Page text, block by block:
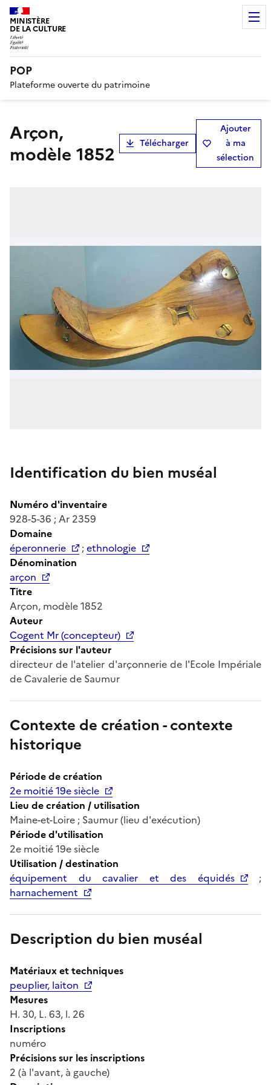
MINISTÈRE
DE LA CULTURE
POP
Plateforme ouverte du patrimoine
Arçon,
modèle 1852
Télécharger
Ajouter
à ma
sélection
Identification du bien muséal
Numéro d'inventaire
928-5-36 ; Ar 2359
Domaine
éperonnerie
;ethnologie
Dénomination
arçon
Titre
Arçon, modèle 1852
Auteur
Cogent Mr (concepteur)
Précisions sur l'auteur
directeur de l'atelier d'arçonnerie de l'Ecole Impériale
de Cavalerie de Saumur
Contexte de création - contexte
historique
Période de création
2e moitié 19e siècle
Lieu de création / utilisation
Maine-et-Loire ; Saumur (lieu d'exécution)
Période d'utilisation
2e moitié 19e siècle
Utilisation / destination
équipement du cavalier et des équidés
;
harnachement
Description du bien muséal
Matériaux et techniques
peuplier, laiton
Mesures
H. 30, L. 63, l. 26
Inscriptions
numéro
Précisions sur les inscriptions
2 (à l'avant, à gauche)